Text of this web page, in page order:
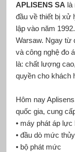
APLISENS SAlà
đầu về thiết bị xử
lập vào năm
Warsaw. Ngay từ
và công nghệ đo
là: chất lượng
quyền cho khách
Hôm nay
quốc gia, cung
• máy phát áp lực
• đầu dò mức
• bộ phát mức